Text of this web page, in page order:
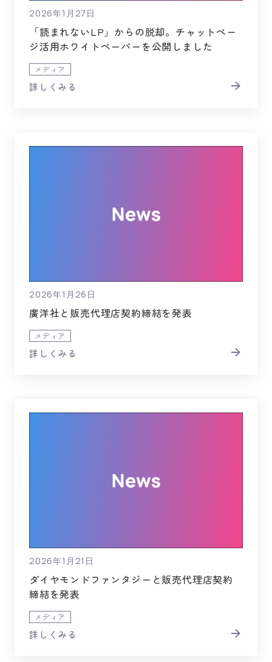
2026年1月27日
「読まれないLP」からの脱却。チャットペー
ジ活用ホワイトペーパーを公開しました
メディア
詳しくみる
2026年1月26日
廣洋社と販売代理店契約締結を発表
メディア
詳しくみる
2026年1月21日
ダイヤモンドファンタジーと販売代理店契約
締結を発表
メディア
詳しくみる